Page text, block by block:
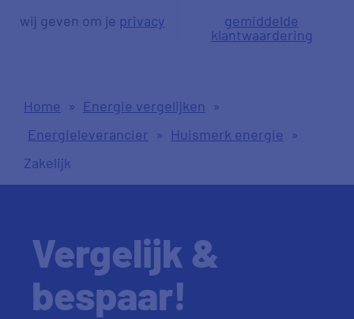
wij geven om je privacy
gemiddelde
klantwaardering
Home » Energie vergelijken »
Energieleverancier » Huismerk energie »
Zakelijk
Vergelijk &
bespaar!